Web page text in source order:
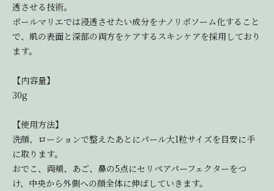
透させる技術。
ポールマリエでは浸透させたい成分をナノリポソーム化すること
で、肌の表面と深部の両方をケアするスキンケアを採用しており
ます。
【内容量】
30g
【使用方法】
洗顔、ローションで整えたあとにパール大1粒サイズを目安に手
に取ります。
おでこ、両頬、あご、鼻の5点にセリペアパーフェクターをつ
け、中央から外側への顔全体に伸ばしていきます。